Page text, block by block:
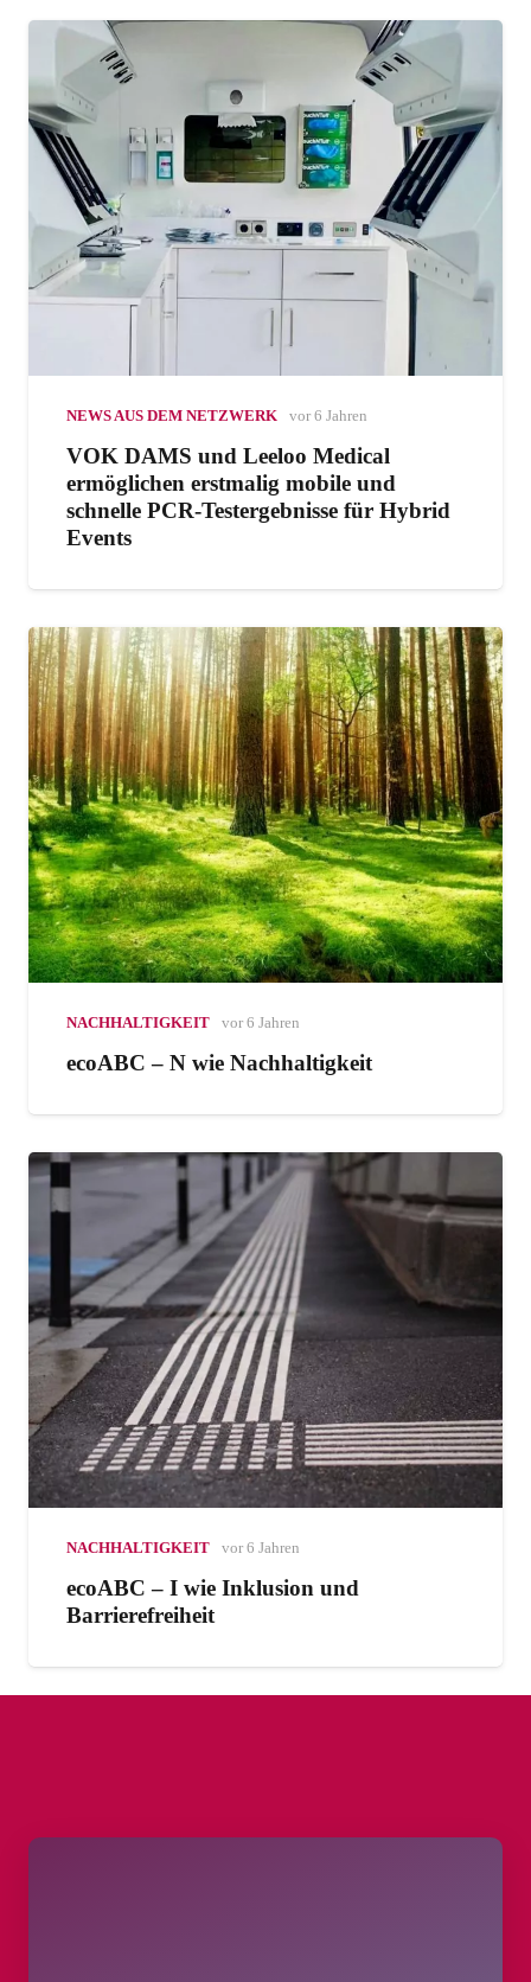
NEWS AUS DEM NETZWERK vor 6 Jahren
VOK DAMS und Leeloo Medical
ermöglichen erstmalig mobile und
schnelle PCR-Testergebnisse für Hybrid
Events
NACHHALTIGKEIT vor 6 Jahren
ecoABC – N wie Nachhaltigkeit
NACHHALTIGKEIT vor 6 Jahren
ecoABC – I wie Inklusion und
Barrierefreiheit